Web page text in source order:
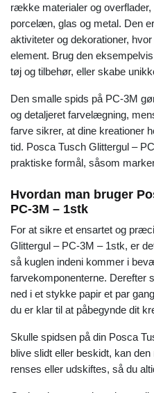
række materialer og
porcelæn, glas og metal. Den
aktiviteter og dekorationer,
element. Brug den
tøj og tilbehør, eller skabe
Den smalle spids på PC-3M
og detaljeret farvelægning,
farve sikrer, at dine kreationer
tid. Posca Tusch Glittergul –
praktiske formål, såsom
Hvordan man bruger
PC-3M – 1stk
For at sikre et ensartet og
Glittergul – PC-3M – 1stk, er
så kuglen indeni kommer i
farvekomponenterne. Derefter
ned i et stykke papir et par
du er klar til at påbegynde dit
Skulle spidsen på din Posca
blive slidt eller beskidt, kan
renses eller udskiftes, så du